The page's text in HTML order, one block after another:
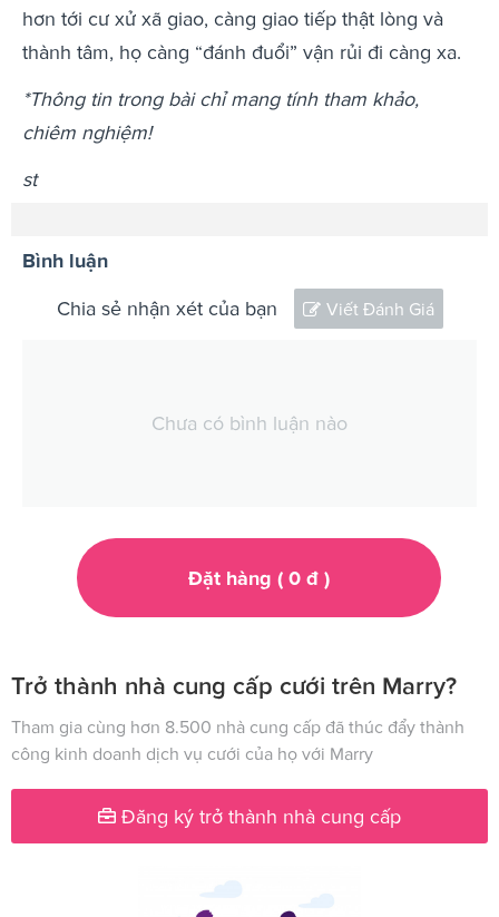
hơn tới cư xử xã giao, càng giao tiếp thật lòng và
thành tâm, họ càng “đánh đuổi” vận rủi đi càng xa.
*Thông tin trong bài chỉ mang tính tham khảo,
chiêm nghiệm!
st
Bình luận
Chia sẻ nhận xét của bạn Viết Đánh Giá
Chưa có bình luận nào
Đặt hàng ( 0đ )
Trở thành nhà cung cấp cưới trên Marry?
Tham gia cùng hơn 8.500 nhà cung cấp đã thúc đẩy thành
công kinh doanh dịch vụ cưới của họ với Marry
Đăng ký trở thành nhà cung cấp